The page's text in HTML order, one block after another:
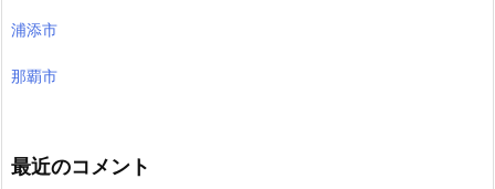
浦添市
那覇市
最近のコメント